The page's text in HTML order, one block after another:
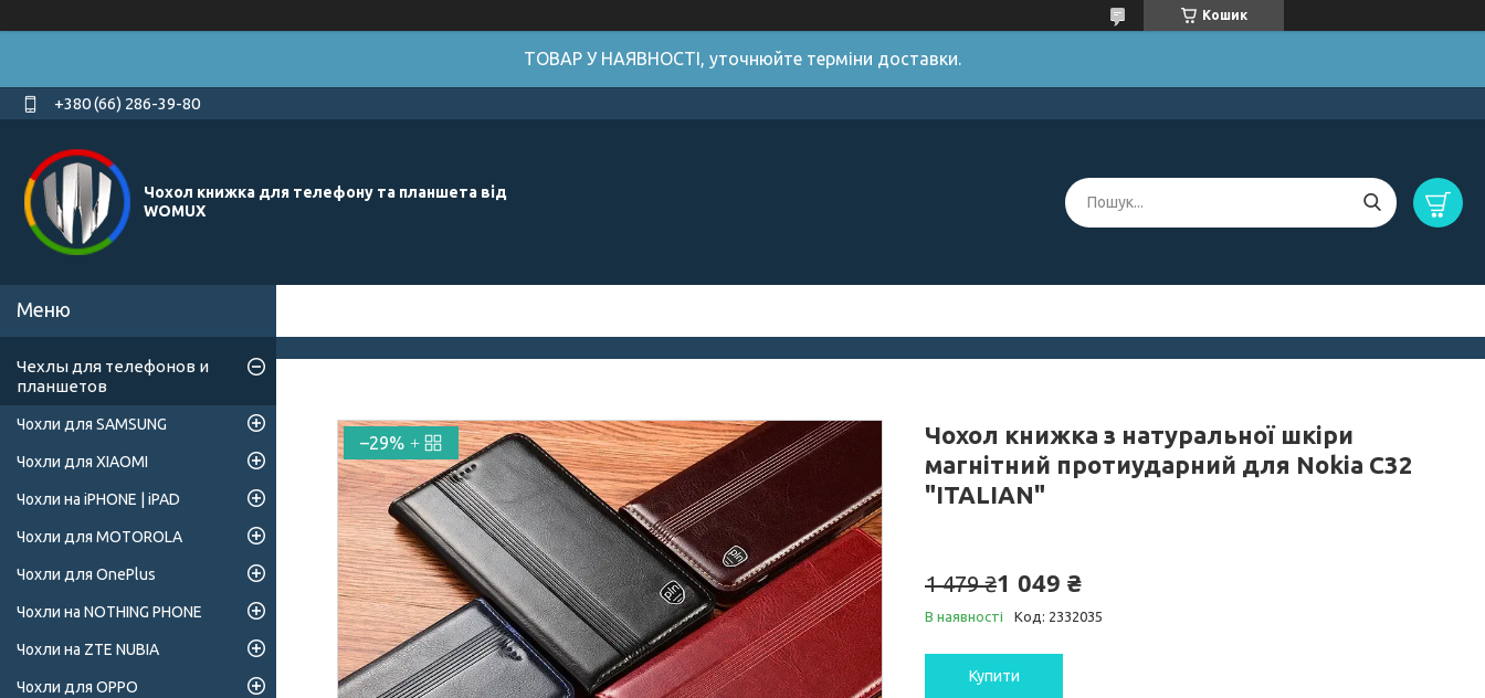
Кошик
ТОВАР У НАЯВНОСТІ, уточнюйте терміни доставки.
+380 (66) 286-39-80
Чохол книжка для телефону та планшета від
WOMUX
–29%
Чохол книжка з натуральної шкіри
магнітний протиударний для Nokia C32
"ITALIAN"
1 479 ₴1 049 ₴
В наявності Код: 2332035
Купити
Чехлы для телефонов и
планшетов
Чохли для SAMSUNG
Чохли для XIAOMI
Чохли на iPHONE | iPAD
Чохли для MOTOROLA
Чохли для OnePlus
Чохли на NOTHING PHONE
Чохли на ZTE NUBIA
Чохли для OPPO